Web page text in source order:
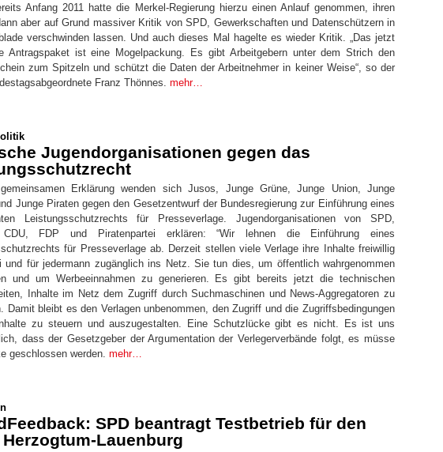
Anfang 2011 hatte die Merkel-Regierung hierzu einen Anlauf genommen, ihren
aber auf Grund massiver Kritik von SPD, Gewerkschaften und Datenschützern in
verschwinden lassen. Und auch dieses Mal hagelte es wieder Kritik. „Das jetzt
Antragspaket ist eine Mogelpackung. Es gibt Arbeitgebern unter dem Strich den
zum Spitzeln und schützt die Daten der Arbeitnehmer in keiner Weise“, so der
Franz Thönnes. mehr…
Jugendorganisationen gegen das
Erklärung wenden sich Jusos, Junge Grüne, Junge Union, Junge
Junge Piraten gegen den Gesetzentwurf der Bundesregierung zur Einführung eines
Leistungsschutzrechts für Presseverlage. Jugendorganisationen von SPD,
CDU, FDP und Piratenpartei erklären: “Wir lehnen die Einführung eines
für Presseverlage ab. Derzeit stellen viele Verlage ihre Inhalte freiwillig
und für jedermann zugänglich ins Netz. Sie tun dies, um öffentlich wahrgenommen
und um Werbeeinnahmen zu generieren. Es gibt bereits jetzt die technischen
Inhalte im Netz dem Zugriff durch Suchmaschinen und News-Aggregatoren zu
Damit bleibt es den Verlagen unbenommen, den Zugriff und die Zugriffsbedingungen
zu steuern und auszugestalten. Eine Schutzlücke gibt es nicht. Es ist uns
dass der Gesetzgeber der Argumentation der Verlegerverbände folgt, es müsse
geschlossen werden. mehr…
SPD beantragt Testbetrieb für den
Lauenburg